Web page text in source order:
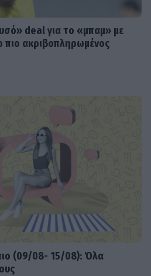
deal για το «μπαμ» με
πιο ακριβοπληρωμένος
(09/08- 15/08): Όλα